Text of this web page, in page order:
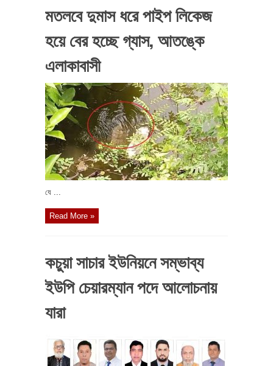
মতলবে দুমাস ধরে পাইপ লিকেজ
হয়ে বের হচ্ছে গ্যাস, আতঙ্কে
এলাকাবাসী
যে ...
Read More »
কচুয়া সাচার ইউনিয়নে সম্ভাব্য
ইউপি চেয়ারম্যান পদে আলোচনায়
যারা